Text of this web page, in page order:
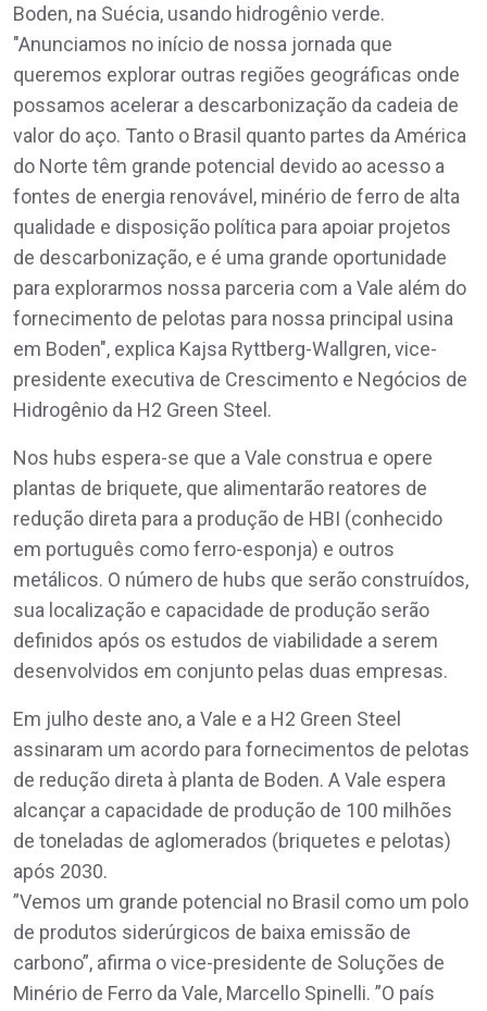
Boden, na Suécia, usando hidrogênio verde.
"Anunciamos no início de nossa jornada que
queremos explorar outras regiões geográficas onde
possamos acelerar a descarbonização da cadeia de
valor do aço. Tanto o Brasil quanto partes da América
do Norte têm grande potencial devido ao acesso a
fontes de energia renovável, minério de ferro de alta
qualidade e disposição política para apoiar projetos
de descarbonização, e é uma grande oportunidade
para explorarmos nossa parceria com a Vale além do
fornecimento de pelotas para nossa principal usina
em Boden", explica Kajsa Ryttberg-Wallgren, vice-
presidente executiva de Crescimento e Negócios de
Hidrogênio da H2 Green Steel.
Nos hubs espera-se que a Vale construa e opere
plantas de briquete, que alimentarão reatores de
redução direta para a produção de HBI (conhecido
em português como ferro-esponja) e outros
metálicos. O número de hubs que serão construídos,
sua localização e capacidade de produção serão
definidos após os estudos de viabilidade a serem
desenvolvidos em conjunto pelas duas empresas.
Em julho deste ano, a Vale e a H2 Green Steel
assinaram um acordo para fornecimentos de pelotas
de redução direta à planta de Boden. A Vale espera
alcançar a capacidade de produção de 100 milhões
de toneladas de aglomerados (briquetes e pelotas)
após 2030.
”Vemos um grande potencial no Brasil como um polo
de produtos siderúrgicos de baixa emissão de
carbono”, afirma o vice-presidente de Soluções de
Minério de Ferro da Vale, Marcello Spinelli. ”O país